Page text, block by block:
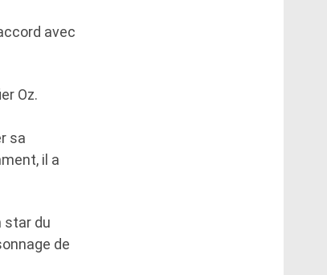
avec
Oz.
sa
il a
star du
de